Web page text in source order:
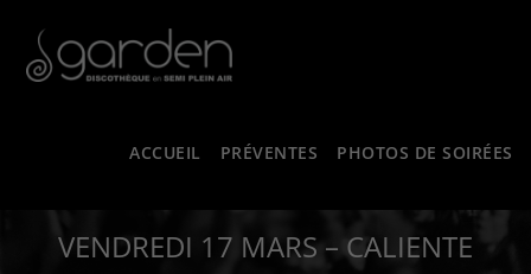
ACCUEIL PRÉVENTES PHOTOS DE SOIRÉES
VENDREDI 17 MARS – CALIENTE